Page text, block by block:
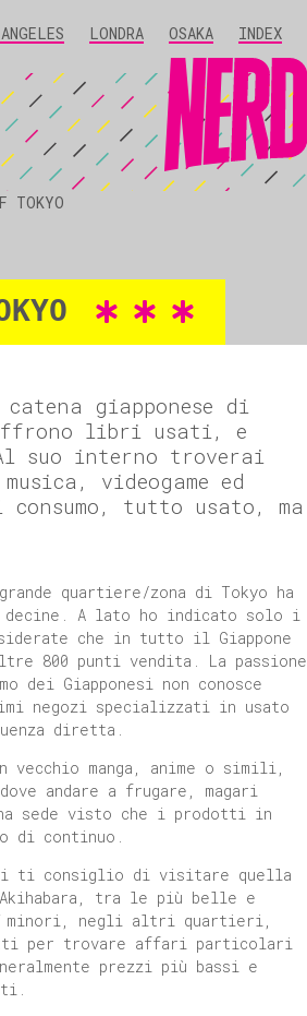
LONDRA OSAKA INDEX
TOKYO
giapponese di
libri usati, e
suo interno troverai
videogame ed
tutto usato, ma
quartiere/zona di Tokyo ha
decine. A lato ho indicato solo i
che in tutto il Giappone
800 punti vendita. La passione
dei Giapponesi non conosce
negozi specializzati in usato
diretta.
vecchio manga, anime o simili,
andare a frugare, magari
sede visto che i prodotti in
di continuo.
ti consiglio di visitare quella
tra le più belle e
negli altri quartieri,
per trovare affari particolari
prezzi più bassi e